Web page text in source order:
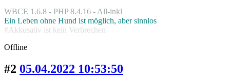
WBCE 1.6.8 - PHP 8.4.16 - All-inkl
Ein Leben ohne Hund ist möglich, aber sinnlos
#Akkusativ ist kein Verbrechen
Offline
#2 05.04.2022 10:53:50